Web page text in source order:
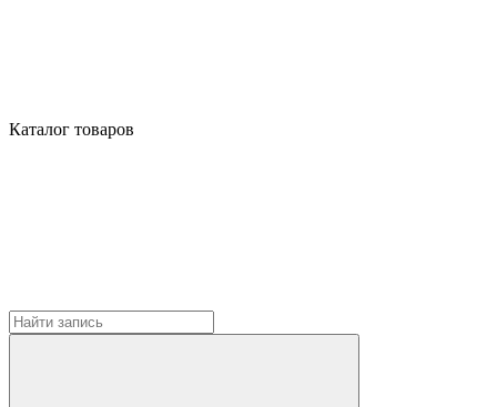
Каталог товаров